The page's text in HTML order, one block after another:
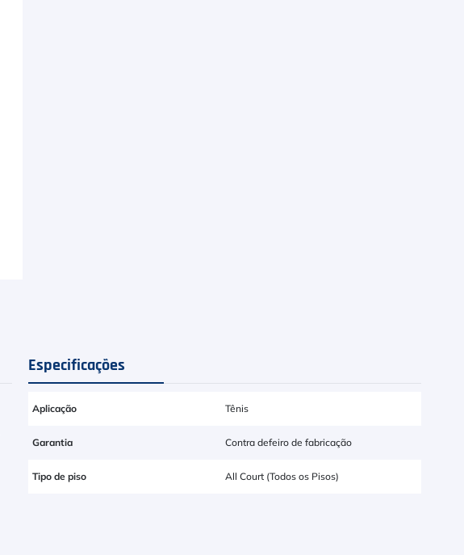
Especificações
Aplicação Tênis
Garantia Contra defeiro de fabricação
Tipo de piso All Court (Todos os Pisos)